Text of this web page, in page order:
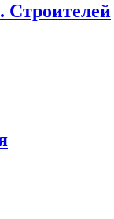
Строителей